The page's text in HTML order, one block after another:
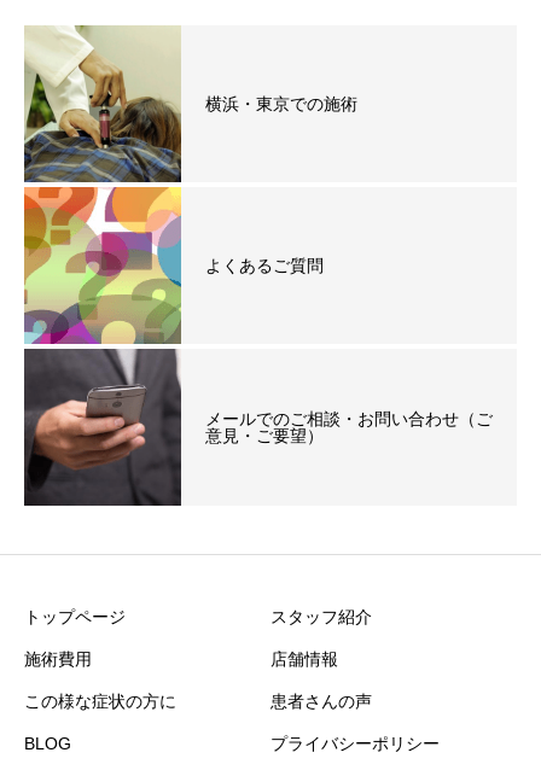
横浜・東京での施術
よくあるご質問
メールでのご相談・お問い合わせ（ご
意見・ご要望）
トップページ スタッフ紹介
施術費用 店舗情報
この様な症状の方に 患者さんの声
BLOG プライバシーポリシー